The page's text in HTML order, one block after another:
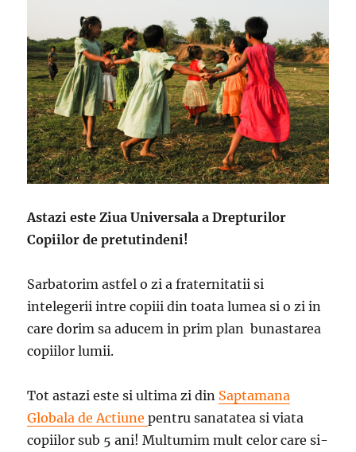
Astazi este Ziua Universala a Drepturilor
Copiilor de pretutindeni!
Sarbatorim astfel o zi a fraternitatii si
intelegerii intre copiii din toata lumea si o zi in
care dorim sa aducem in prim plan bunastarea
copiilor lumii.
Tot astazi este si ultima zi din Saptamana
Globala de Actiunepentru sanatatea si viata
copiilor sub 5 ani! Multumim mult celor care si-